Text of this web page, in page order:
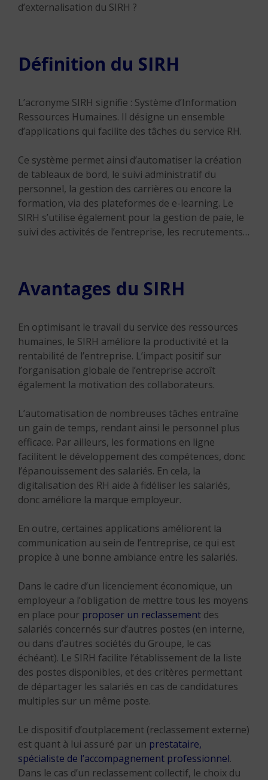
d’externalisation du SIRH ?
Définition du SIRH
L’acronyme SIRH signifie : Système d’Information
Ressources Humaines. Il désigne un ensemble
d’applications qui facilite des tâches du service RH.
Ce système permet ainsi d’automatiser la création
de tableaux de bord, le suivi administratif du
personnel, la gestion des carrières ou encore la
formation, via des plateformes de e-learning. Le
SIRH s’utilise également pour la gestion de paie, le
suivi des activités de l’entreprise, les recrutements…
Avantages du SIRH
En optimisant le travail du service des ressources
humaines, le SIRH améliore la productivité et la
rentabilité de l’entreprise. L’impact positif sur
l’organisation globale de l’entreprise accroît
également la motivation des collaborateurs.
L’automatisation de nombreuses tâches entraîne
un gain de temps, rendant ainsi le personnel plus
efficace. Par ailleurs, les formations en ligne
facilitent le développement des compétences, donc
l’épanouissement des salariés. En cela, la
digitalisation des RH aide à fidéliser les salariés,
donc améliore la marque employeur.
En outre, certaines applications améliorent la
communication au sein de l’entreprise, ce qui est
propice à une bonne ambiance entre les salariés.
Dans le cadre d’un licenciement économique, un
employeur a l’obligation de mettre tous les moyens
en place pour proposer un reclassement des
salariés concernés sur d’autres postes (en interne,
ou dans d’autres sociétés du Groupe, le cas
échéant). Le SIRH facilite l’établissement de la liste
des postes disponibles, et des critères permettant
de départager les salariés en cas de candidatures
multiples sur un même poste.
Le dispositif d’outplacement (reclassement externe)
est quant à lui assuré par un prestataire,
spécialiste de l’accompagnement professionnel.
Dans le cas d’un reclassement collectif, le choix du